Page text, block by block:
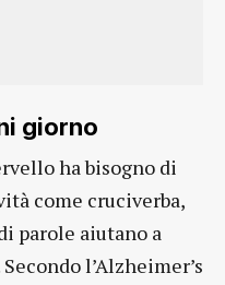
giorno
ha bisogno di
come cruciverba,
parole aiutano a
l’Alzheimer’s